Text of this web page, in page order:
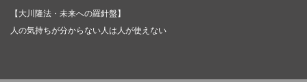
【大川隆法・未来への羅針盤】
人の気持ちが分からない人は人が使えない